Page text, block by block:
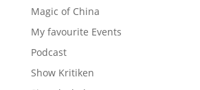
Magic of China
My favourite Events
Podcast
Show Kritiken